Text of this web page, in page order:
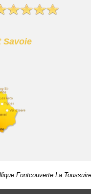
Savoie
Fontcouverte La Toussuire